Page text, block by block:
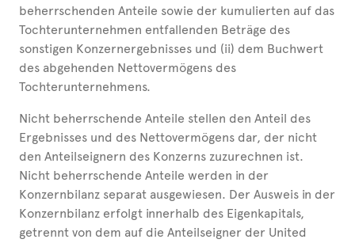
beherrschenden Anteile sowie der kumulierten auf das
Tochterunternehmen entfallenden Beträge des
sonstigen Konzernergebnisses und (ii) dem Buchwert
des abgehenden Nettovermögens des
Tochterunternehmens.
Nicht beherrschende Anteile stellen den Anteil des
Ergebnisses und des Nettovermögens dar, der nicht
den Anteilseignern des Konzerns zuzurechnen ist.
Nicht beherrschende Anteile werden in der
Konzernbilanz separat ausgewiesen. Der Ausweis in der
Konzernbilanz erfolgt innerhalb des Eigenkapitals,
getrennt von dem auf die Anteilseigner der United